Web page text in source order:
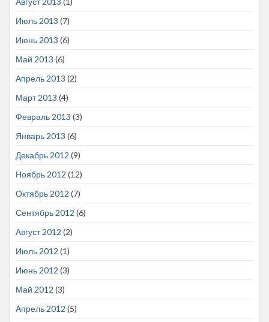
Июль 2013 (7)
Июнь 2013 (6)
Май 2013 (6)
Апрель 2013 (2)
Март 2013 (4)
Февраль 2013 (3)
Январь 2013 (6)
Декабрь 2012 (9)
Ноябрь 2012 (12)
Октябрь 2012 (7)
Сентябрь 2012 (6)
Август 2012 (2)
Июль 2012 (1)
Июнь 2012 (3)
Май 2012 (3)
Апрель 2012 (5)